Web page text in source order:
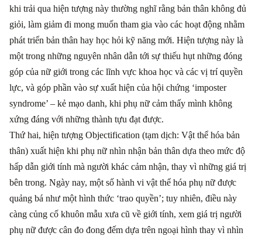
khi trải qua hiện tượng này thường nghĩ rằng bản thân không đủ
giỏi, làm giảm đi mong muốn tham gia vào các hoạt động nhằm
phát triển bản thân hay học hỏi kỹ năng mới. Hiện tượng này là
một trong những nguyên nhân dẫn tới sự thiếu hụt những đóng
góp của nữ giới trong các lĩnh vực khoa học và các vị trí quyền
lực, và góp phần vào sự xuất hiện của hội chứng ‘imposter
syndrome’ – kẻ mạo danh, khi phụ nữ cảm thấy mình không
xứng đáng với những thành tựu đạt được.
Thứ hai, hiện tượng Objectification (tạm dịch: Vật thể hóa bản
thân) xuất hiện khi phụ nữ nhìn nhận bản thân dựa theo mức độ
hấp dẫn giới tính mà người khác cảm nhận, thay vì những giá trị
bên trong. Ngày nay, một số hành vi vật thể hóa phụ nữ được
quảng bá như một hình thức ‘trao quyền’; tuy nhiên, điều này
càng củng cố khuôn mẫu xưa cũ về giới tính, xem giá trị người
phụ nữ được cân đo đong đếm dựa trên ngoại hình thay vì nhìn